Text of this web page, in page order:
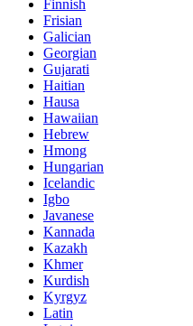
Finnish
Frisian
Galician
Georgian
Gujarati
Haitian
Hausa
Hawaiian
Hebrew
Hmong
Hungarian
Icelandic
Igbo
Javanese
Kannada
Kazakh
Khmer
Kurdish
Kyrgyz
Latin